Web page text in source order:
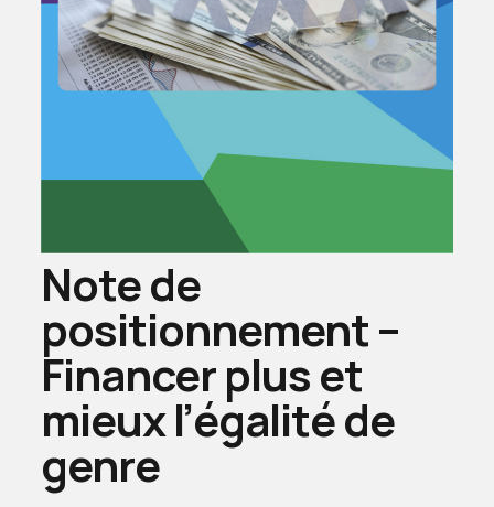
Note de
positionnement –
Financer plus et
mieux l’égalité de
genre